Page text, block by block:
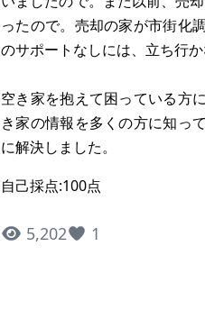
ったので。売却の家が市街化
のサポートなしには、立ち行
空き家を抱えて困っている方
き家の情報を多くの方に知っ
に解決しました。
自己採点:100点
5,202 1